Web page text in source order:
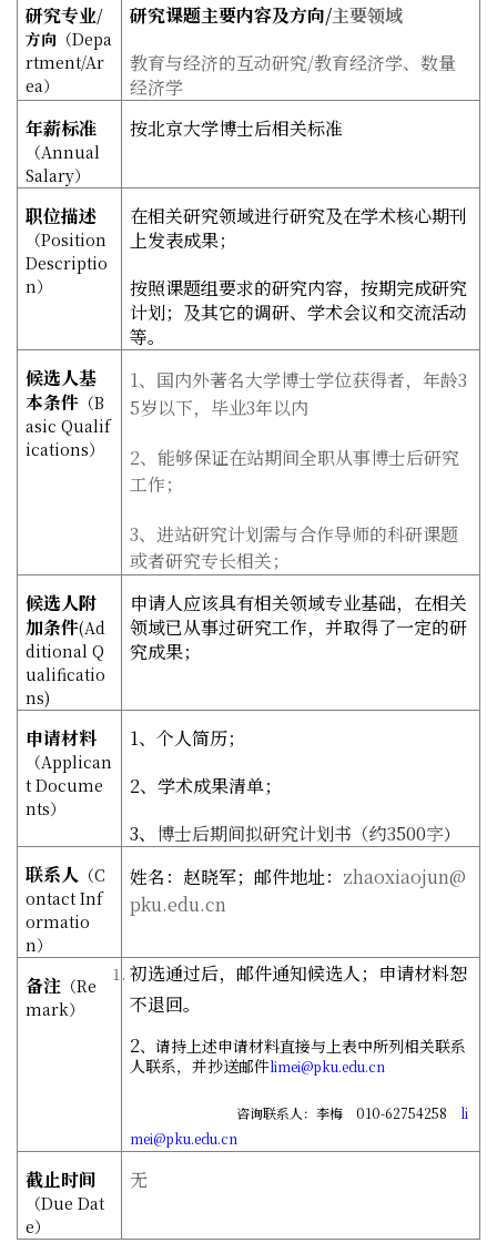
研究专业/
方向 （Depa
rtment/Ar
ea）
研究课题主要内容及方向/主要领域
教育与经济的互动研究/教育经济学、数量
经济学
年薪标准
（Annual
Salary）
按北京大学博士后相关标准
职位描述
（Position
Descriptio
n）
在相关研究领域进行研究及在学术核心期刊
上发表成果；
按照课题组要求的研究内容，按期完成研究
计划；及其它的调研、学术会议和交流活动
等。
候选人基
本条件 （B
asic Qualif
ications）
1、国内外著名大学博士学位获得者，年龄3
5岁以下，毕业3年以内
2、能够保证在站期间全职从事博士后研究
工作；
3、进站研究计划需与合作导师的科研课题
或者研究专长相关；
候选人附
加条件(Ad
ditional Q
ualificatio
ns)
申请人应该具有相关领域专业基础， 在相关
领域已从事过研究工作，并取得了一定的研
究成果；
申请材料
（Applican
t Docume
nts）
1、个人简历；
2、学术成果清单；
3、 博士后期间拟研究计划书（约3500字）
联系人 （C
ontact Inf
ormatio
n）
姓名：赵晓军；邮件地址： zhaoxiaojun@
pku.edu.cn
备注 （Re
mark）
初选通过后，邮件通知候选人；申请材料恕
不退回。
2、请持上述申请材料直接与上表中所列相关联系
人联系，并抄送邮件limei@pku.edu.cn
咨询联系人：李梅 010-62754258 li
mei@pku.edu.cn
截止时间
（Due Dat
e）
无